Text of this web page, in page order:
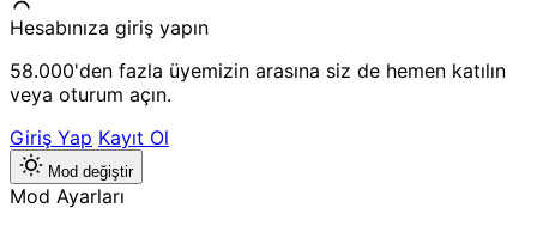
Hesabınıza giriş yapın
58.000'den fazla üyemizin arasına siz de hemen katılın
veya oturum açın.
Giriş Yap Kayıt Ol
Mod değiştir
Mod Ayarları